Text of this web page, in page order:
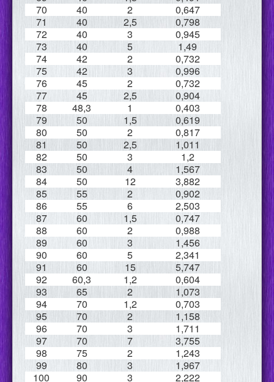
70
40 2
0,647
71
40 2,5
0,798
72
40 3
0,945
73
40 5
1,49
74
42 2
0,732
75
42 3
0,996
76
45 2
0,732
77
45 2,5
0,904
78
48,3 1
0,403
79
50 1,5
0,619
80
50 2
0,817
81
50 2,5
1,011
82
50 3
1,2
83
50 4
1,567
84
50 12
3,882
85
55 2
0,902
86
55 6
2,503
87
60 1,5
0,747
88
60 2
0,988
89
60 3
1,456
90
60 5
2,341
91
60 15
5,747
92
60,3 1,2
0,604
93
65 2
1,073
94
70 1,2
0,703
95
70 2
1,158
96
70 3
1,711
97
70 7
3,755
98
75 2
1,243
99
80 3
1,967
100
90 3
2,222